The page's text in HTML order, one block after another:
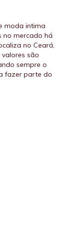
moda intima
no mercado há
no Ceará,
são
sempre o
fazer parte do